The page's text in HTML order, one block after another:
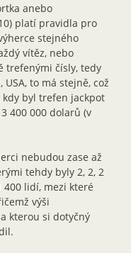
anebo
platí pravidla pro
stejného
vítěz, nebo
trefenými čísly, tedy
to má stejně, což
byl trefen jackpot
400 000 dolarů (v
nebudou zase až
tehdy byly 2, 2, 2
400 lidí, mezi které
výši
kterou si dotyčný